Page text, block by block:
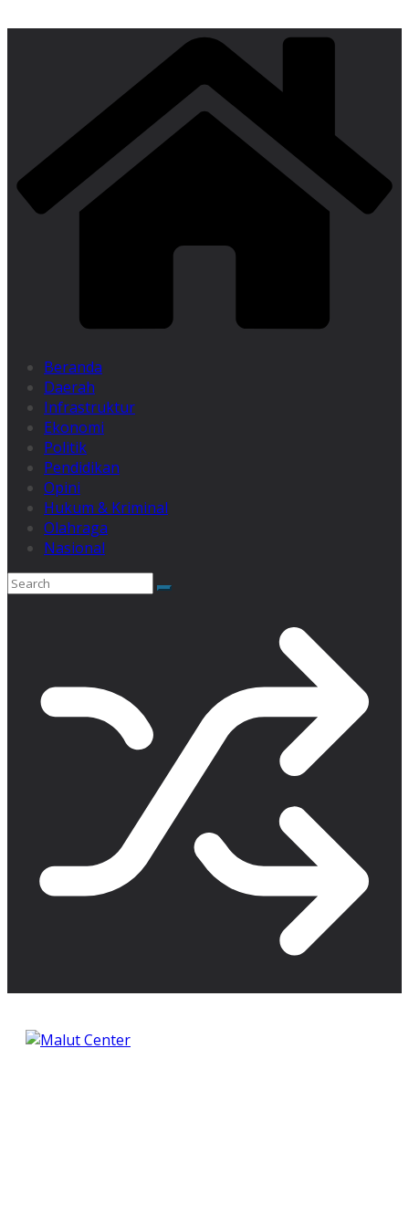
Beranda
Daerah
Infrastruktur
Ekonomi
Politik
Pendidikan
Opini
Hukum & Kriminal
Olahraga
Nasional